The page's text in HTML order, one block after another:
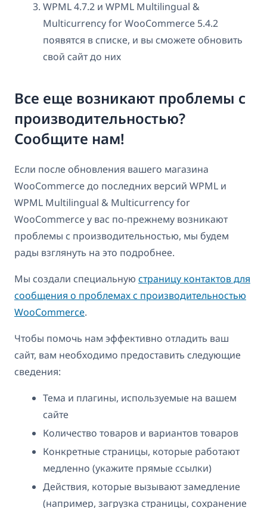
WPML 4.7.2 и WPML Multilingual &
Multicurrency for WooCommerce 5.4.2
появятся в списке, и вы сможете обновить
свой сайт до них
Все еще возникают проблемы с
производительностью?
Сообщите нам!
Если после обновления вашего магазина
WooCommerce до последних версий WPML и
WPML Multilingual & Multicurrency for
WooCommerce у вас по-прежнему возникают
проблемы с производительностью, мы будем
рады взглянуть на это подробнее.
Мы создали специальную страницу контактов для
сообщения о проблемах с производительностью
WooCommerce.
Чтобы помочь нам эффективно отладить ваш
сайт, вам необходимо предоставить следующие
сведения:
Тема и плагины, используемые на вашем
сайте
Количество товаров и вариантов товаров
Конкретные страницы, которые работают
медленно (укажите прямые ссылки)
Действия, которые вызывают замедление
(например, загрузка страницы, сохранение